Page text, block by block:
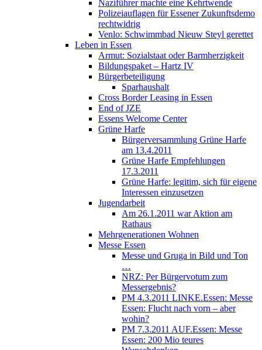
Naziführer machte eine Kehrtwende
Polizeiauflagen für Essener Zukunftsdemo
rechtwidrig
Venlo: Schwimmbad Nieuw Steyl gerettet
Leben in Essen
Armut: Sozialstaat oder Barmherzigkeit
Bildungspaket – Hartz IV
Bürgerbeteiligung
Sparhaushalt
Cross Border Leasing in Essen
End of JZE
Essens Welcome Center
Grüne Harfe
Bürgerversammlung Grüne Harfe
am 13.4.2011
Grüne Harfe Empfehlungen
17.3.2011
Grüne Harfe: legitim, sich für eigene
Interessen einzusetzen
Jugendarbeit
Am 26.1.2011 war Aktion am
Rathaus
Mehrgenerationen Wohnen
Messe Essen
Messe und Gruga in Bild und Ton
…
NRZ: Per Bürgervotum zum
Messergebnis?
PM 4.3.2011 LINKE.Essen: Messe
Essen: Flucht nach vorn – aber
wohin?
PM 7.3.2011 AUF.Essen: Messe
Essen: 200 Mio teures